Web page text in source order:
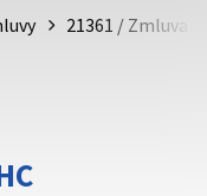
informácie iba
stránka
webového sídla.
21361 / Zmluva